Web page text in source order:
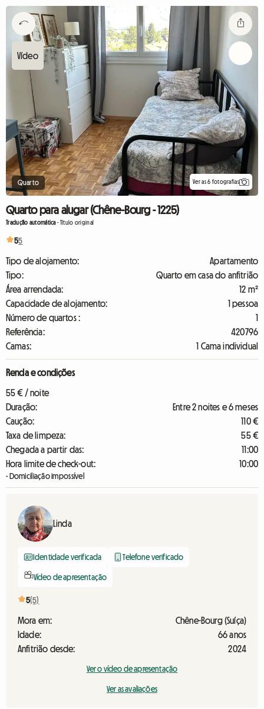
Quarto Ver as 6 fotografias
Quarto para alugar (Chêne-Bourg - 1225)
Tradução automática-Título original
55
Tipo de alojamento:
Apartamento
Tipo:
Quarto em casa do anfitrião
Área arrendada:
12 m²
Capacidade de alojamento:
1 pessoa
Número de quartos :
1
Referência:
420796
Camas:
1 Cama individual
Renda e condições
55 € / noite
Duração:
Entre 2 noites e 6 meses
Caução:
110 €
Taxa de limpeza:
55 €
Chegada a partir das:
11:00
Hora limite de check-out:
10:00
- Domiciliação impossível
Linda
Identidade verificada Telefone verificado
Vídeo de apresentação
5(5)
Mora em:
Chêne-Bourg (Suíça)
Idade:
66 anos
Anfitrião desde:
2024
Ver o vídeo de apresentação
Ver as avaliações